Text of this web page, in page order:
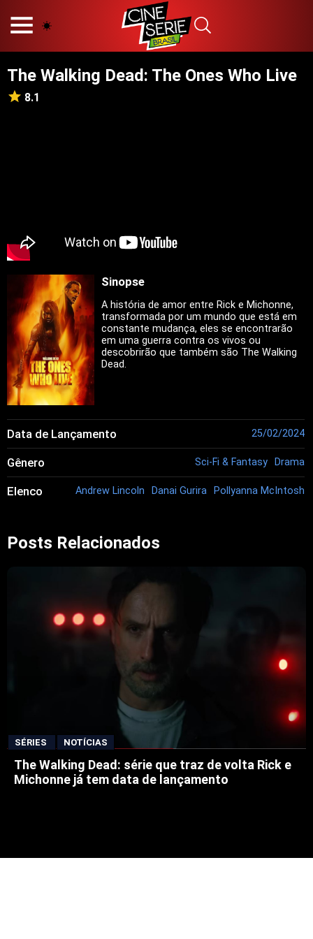
PRINCÍPIOS EDITORIAIS
POLÍTICA DE PRIVACIDADE
Filmes
Novelas
The Walking Dead: The Ones Who Live
8.1
Sinopse
A história de amor entre Rick e Michonne,
transformada por um mundo que está em
constante mudança, eles se encontrarão
em uma guerra contra os vivos ou
descobrirão que também são The Walking
Dead.
Data de Lançamento 25/02/2024
Gênero Sci-Fi & Fantasy Drama
Elenco Andrew Lincoln Danai Gurira Pollyanna McIntosh
Posts Relacionados
SÉRIES NOTÍCIAS
The Walking Dead: série que traz de volta Rick e
Michonne já tem data de lançamento